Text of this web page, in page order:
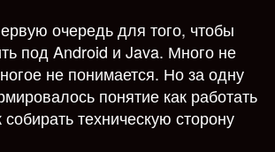
очередь для того, чтобы
под Android и Java. Много не
не понимается. Но за одну
понятие как работать
техническую сторону